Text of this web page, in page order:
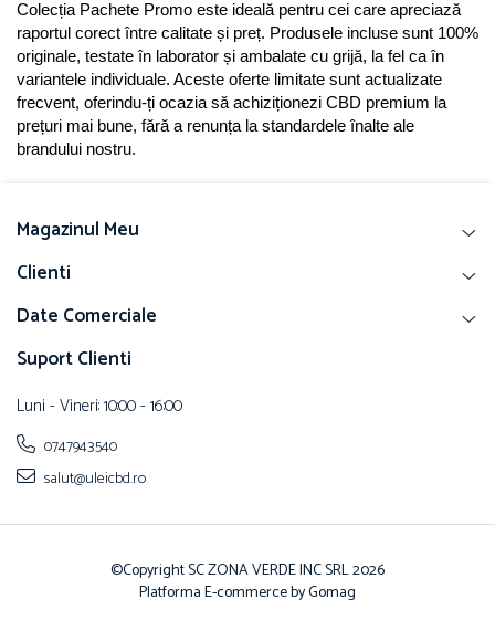
Colecția Pachete Promo este ideală pentru cei care apreciază
raportul corect între calitate și preț. Produsele incluse sunt 100%
originale, testate în laborator și ambalate cu grijă, la fel ca în
variantele individuale. Aceste oferte limitate sunt actualizate
frecvent, oferindu-ți ocazia să achiziționezi CBD premium la
prețuri mai bune, fără a renunța la standardele înalte ale
brandului nostru.
Magazinul Meu
Clienti
Date Comerciale
Suport Clienti
Luni - Vineri: 10:00 - 16:00
0747943540
salut@uleicbd.ro
©Copyright SC ZONA VERDE INC SRL 2026
Platforma E-commerce by Gomag